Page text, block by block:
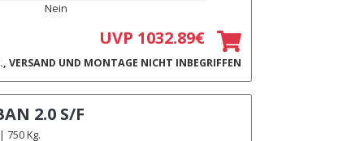
Nein
UVP 1032.89€
VERSAND UND MONTAGE NICHT INBEGRIFFEN
2.0 S/F
750 Kg.